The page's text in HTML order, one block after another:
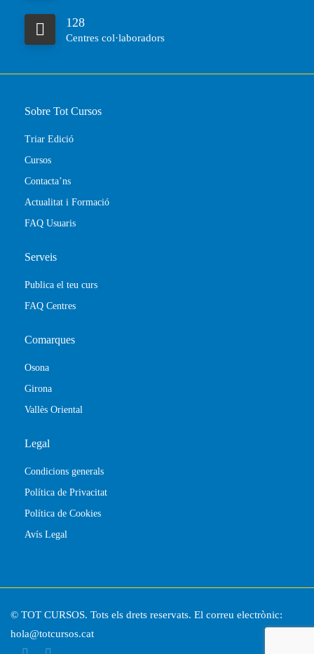
128
Centres col·laboradors
Sobre Tot Cursos
Triar Edició
Cursos
Contacta’ns
Actualitat i Formació
FAQ Usuaris
Serveis
Publica el teu curs
FAQ Centres
Comarques
Osona
Girona
Vallès Oriental
Legal
Condicions generals
Política de Privacitat
Política de Cookies
Avís Legal
© TOT CURSOS. Tots els drets reservats. El correu electrònic:
hola@totcursos.cat